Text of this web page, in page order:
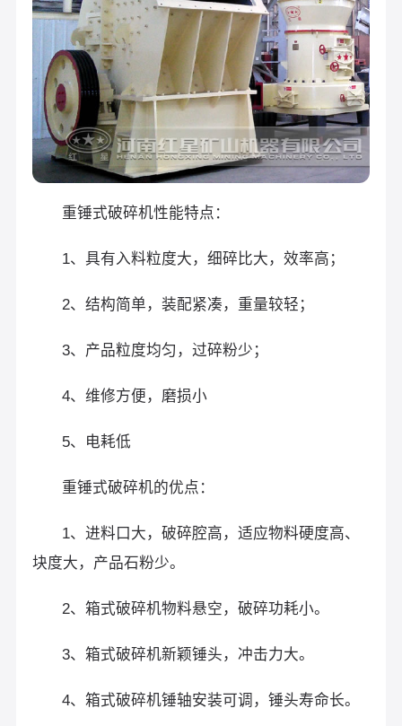
重锤式破碎机性能特点：
1、具有入料粒度大，细碎比大，效率高；
2、结构简单，装配紧凑，重量较轻；
3、产品粒度均匀，过碎粉少；
4、维修方便，磨损小
5、电耗低
重锤式破碎机的优点：
1、进料口大，破碎腔高，适应物料硬度高、
块度大，产品石粉少。
2、箱式破碎机物料悬空，破碎功耗小。
3、箱式破碎机新颖锤头，冲击力大。
4、箱式破碎机锤轴安装可调，锤头寿命长。